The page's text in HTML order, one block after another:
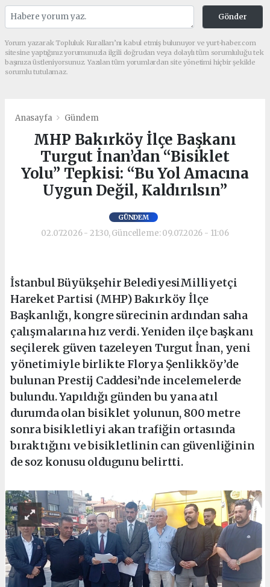
Gönder
Yorum yazarak Topluluk Kuralları’nı kabul etmiş bulunuyor ve yurt-haber.com
sitesine yaptığınız yorumunuzla ilgili doğrudan veya dolaylı tüm sorumluluğu tek
başınıza üstleniyorsunuz. Yazılan tüm yorumlardan site yönetimi hiçbir şekilde
sorumlu tutulamaz.
Anasayfa Gündem
MHP Bakırköy İlçe Başkanı
Turgut İnan’dan “Bisiklet
Yolu” Tepkisi: “Bu Yol Amacına
Uygun Değil, Kaldırılsın”
GÜNDEM
02.07.2026 - 21:30, Güncelleme: 09.07.2026 - 11:06
İstanbul Büyükşehir BelediyesiMilliyetçi
Hareket Partisi (MHP) Bakırköy İlçe
Başkanlığı, kongre sürecinin ardından saha
çalışmalarına hız verdi. Yeniden ilçe başkanı
seçilerek güven tazeleyen Turgut İnan, yeni
yönetimiyle birlikte Florya Şenlikköy’de
bulunan Prestij Caddesi’nde incelemelerde
bulundu. Yapıldığı günden bu yana atıl
durumda olan bisiklet yolunun, 800 metre
sonra bisikletliyi akan trafiğin ortasında
bıraktığını ve bisikletlinin can güvenliğinin
de soz konusu oldugunu belirtti.